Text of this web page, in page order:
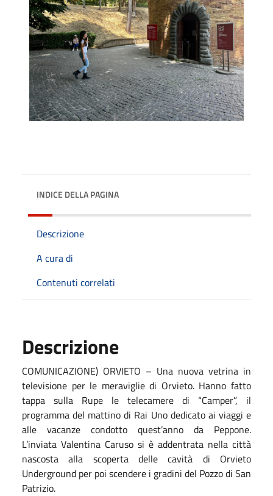
INDICE DELLA PAGINA
Descrizione
A cura di
Contenuti correlati
Descrizione
COMUNICAZIONE) ORVIETO – Una nuova vetrina in
televisione per le meraviglie di Orvieto. Hanno fatto
tappa sulla Rupe le telecamere di “Camper”, il
programma del mattino di Rai Uno dedicato ai viaggi e
alle vacanze condotto quest’anno da Peppone.
L’inviata Valentina Caruso si è addentrata nella città
nascosta alla scoperta delle cavità di Orvieto
Underground per poi scendere i gradini del Pozzo di San
Patrizio.